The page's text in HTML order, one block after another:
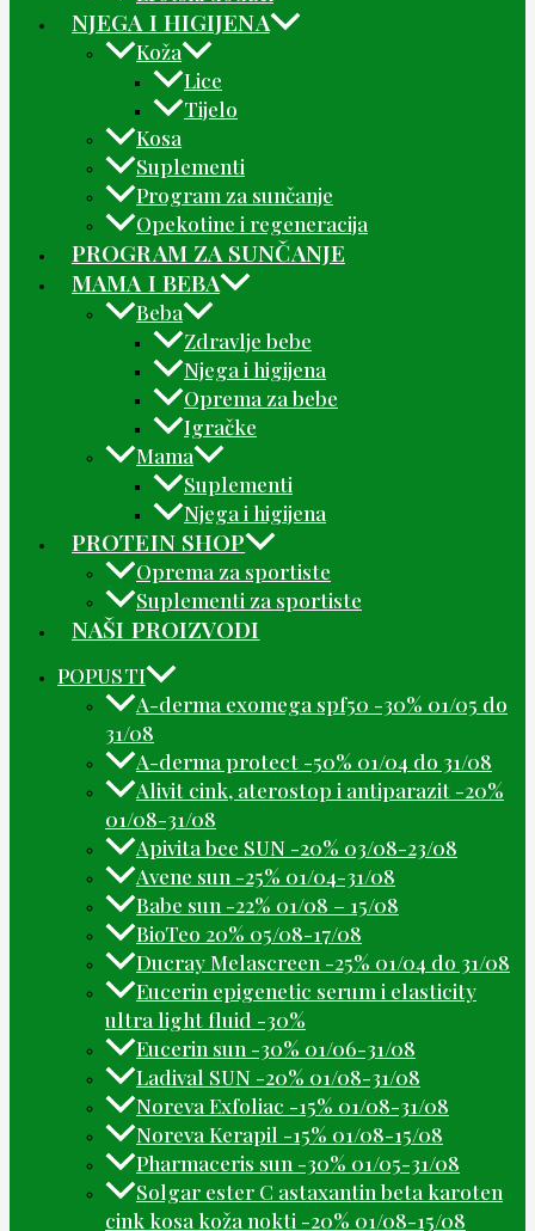
NJEGA I HIGIJENA
Koža
Lice
Tijelo
Kosa
Suplementi
Program za sunčanje
Opekotine i regeneracija
PROGRAM ZA SUNČANJE
MAMA I BEBA
Beba
Zdravlje bebe
Njega i higijena
Oprema za bebe
Igračke
Mama
Suplementi
Njega i higijena
PROTEIN SHOP
Oprema za sportiste
Suplementi za sportiste
NAŠI PROIZVODI
POPUSTI
A-derma exomega spf50 -30% 01/05 do
31/08
A-derma protect -50% 01/04 do 31/08
Alivit cink, aterostop i antiparazit -20%
01/08-31/08
Apivita bee SUN -20% 03/08-23/08
Avene sun -25% 01/04-31/08
Babe sun -22% 01/08 – 15/08
BioTeo 20% 05/08-17/08
Ducray Melascreen -25% 01/04 do 31/08
Eucerin epigenetic serum i elasticity
ultra light fluid -30%
Eucerin sun -30% 01/06-31/08
Ladival SUN -20% 01/08-31/08
Noreva Exfoliac -15% 01/08-31/08
Noreva Kerapil -15% 01/08-15/08
Pharmaceris sun -30% 01/05-31/08
Solgar ester C astaxantin beta karoten
cink kosa koža nokti -20% 01/08-15/08